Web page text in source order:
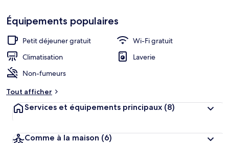
Équipements populaires
Petit déjeuner gratuit
Wi-Fi gratuit
Climatisation
Laverie
Non-fumeurs
Tout afficher
Services et équipements principaux (8)
Comme à la maison (6)